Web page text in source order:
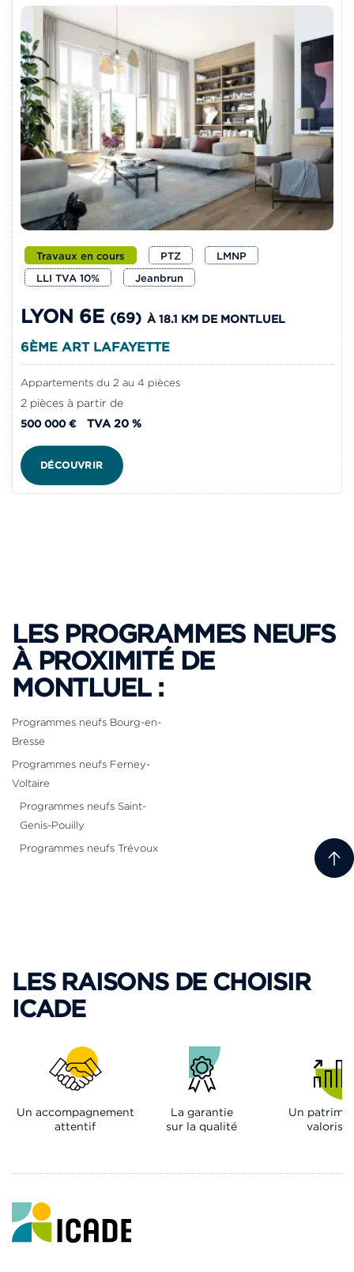
Travaux en cours PTZ
LMNP
LLI TVA 10%
Jeanbrun
LYON 6E (69) À 18.1 KM DE MONTLUEL
6ÈME ART LAFAYETTE
Appartements du 2 au 4 pièces
2 pièces à partir de
500 000 € TVA 20 %
DÉCOUVRIR
LES PROGRAMMES NEUFS
À PROXIMITÉ DE
MONTLUEL :
Programmes neufs Bourg-en-
Bresse
Programmes neufs Ferney-
Voltaire
Programmes neufs Saint-
Genis-Pouilly
Programmes neufs Trévoux
LES RAISONS DE CHOISIR
ICADE
Un accompagnement
attentif
La garantie
sur la qualité
Un
valorisé